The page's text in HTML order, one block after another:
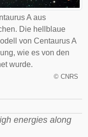
A aus
Die hellblaue
von Centaurus A
wie es von den
wurde.
© CNRS
energies along